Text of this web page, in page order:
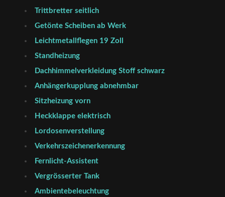
Trittbretter seitlich
Getönte Scheiben ab Werk
Leichtmetallflegen 19 Zoll
Standheizung
Dachhimmelverkleidung Stoff schwarz
Anhängerkupplung abnehmbar
Sitzheizung vorn
Heckklappe elektrisch
Lordosenverstellung
Verkehrszeichenerkennung
Fernlicht-Assistent
Vergrösserter Tank
Ambientebeleuchtung